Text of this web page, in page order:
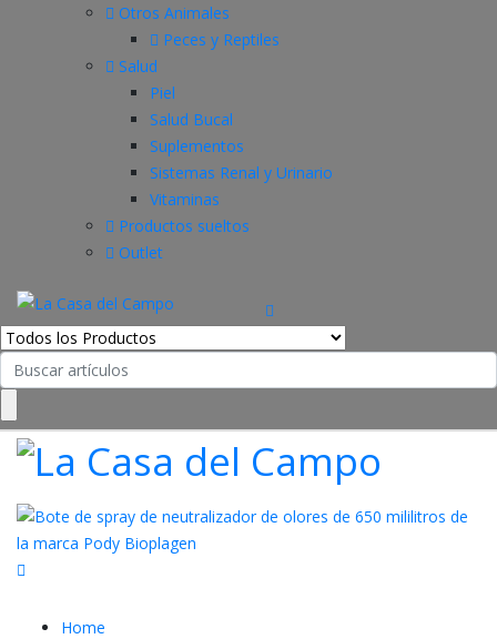
Otros Animales
Peces y Reptiles
Salud
Piel
Salud Bucal
Suplementos
Sistemas Renal y Urinario
Vitaminas
Productos sueltos
Outlet
Search
for:
Home